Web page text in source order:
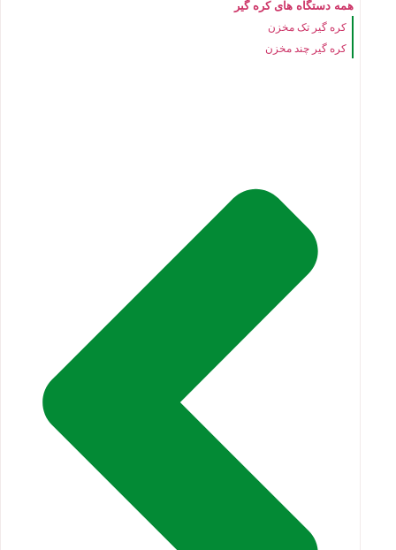
همه دستگاه های کره گیر
کره گیر تک مخزن
کره گیر چند مخزن